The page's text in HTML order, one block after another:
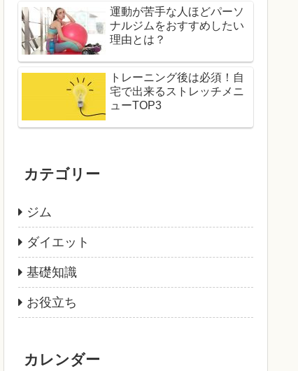
運動が苦手な人ほどパーソ
ナルジムをおすすめしたい
理由とは？
トレーニング後は必須！自
宅で出来るストレッチメニ
ューTOP3
カテゴリー
ジム
ダイエット
基礎知識
お役立ち
カレンダー